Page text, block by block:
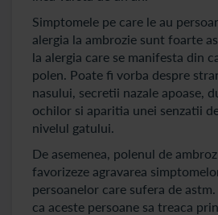
Simptomele pe care le au
alergia la ambrozie sunt foarte
la alergia care se manifesta din
polen. Poate fi vorba despre
nasului, secretii nazale apoase,
ochilor si aparitia unei senzatii
nivelul gatului.
De asemenea, polenul de
favorizeze agravarea
persoanelor care sufera de
ca aceste persoane sa treaca